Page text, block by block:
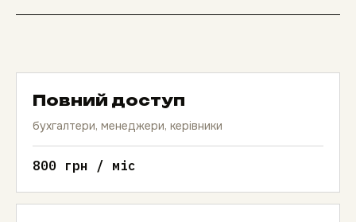
Повний доступ
бухгалтери, менеджери, керівники
800 грн / міс